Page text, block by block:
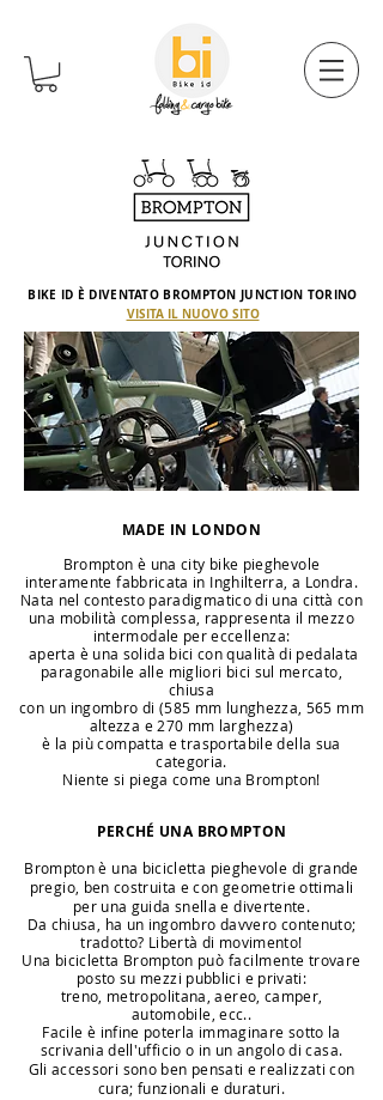
BIKE ID È DIVENTATO BROMPTON JUNCTION TORINO
VISITA IL NUOVO SITO
MADE IN LONDON
Brompton è una city bike pieghevole
interamente fabbricata in Inghilterra, a Londra.
Nata nel contesto paradigmatico di una città con
una mobilità complessa, rappresenta il mezzo
intermodale per eccellenza:
aperta è una solida bici con qualità di pedalata
paragonabile alle migliori bici sul mercato,
chiusa
con un ingombro di (585 mm lunghezza, 565 mm
altezza e 270 mm larghezza)
è la più compatta e trasportabile della sua
categoria.
Niente si piega come una Brompton!
PERCHÉ UNA BROMPTON
Brompton è una bicicletta pieghevole di grande
pregio, ben costruita e con geometrie ottimali
per una guida snella e divertente.
Da chiusa, ha un ingombro davvero contenuto;
tradotto? Libertà di movimento!
Una bicicletta Brompton può facilmente trovare
posto su mezzi pubblici e privati:
treno, metropolitana, aereo, camper,
automobile, ecc..
Facile è infine poterla immaginare sotto la
scrivania dell'ufficio o in un angolo di casa.
Gli accessori sono ben pensati e realizzati con
cura; funzionali e duraturi.